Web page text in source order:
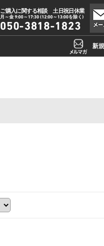
新
ご購入に関する相談 土日祝日休業
月～金 9:00～17:30 (12:00～13:00を除く)
050-3818-1823